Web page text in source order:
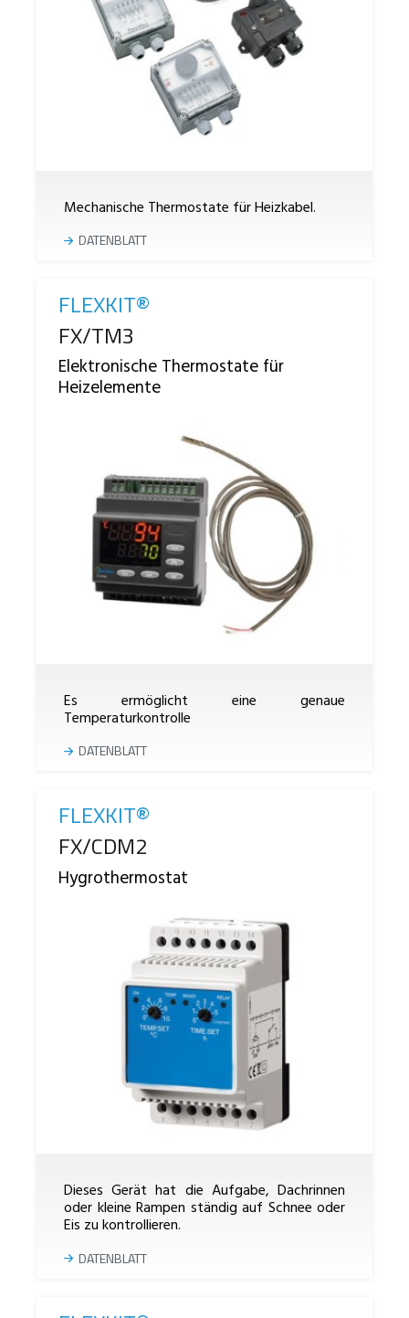
Mechanische Thermostate für Heizkabel.
DATENBLATT
FLEXKIT®
Reference
FX/TM3
Elektronische Thermostate für
Heizelemente
Es ermöglicht eine genaue
Temperaturkontrolle
DATENBLATT
FLEXKIT®
Reference
FX/CDM2
Hygrothermostat
Dieses Gerät hat die Aufgabe, Dachrinnen
oder kleine Rampen ständig auf Schnee oder
Eis zu kontrollieren.
DATENBLATT